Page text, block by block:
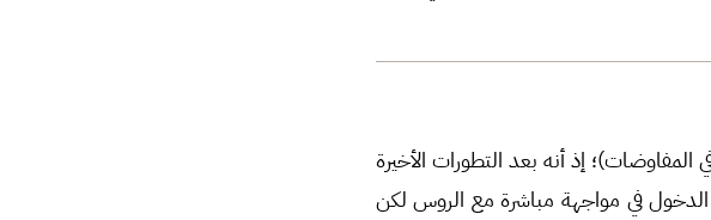
إذ أنه بعد التطورات الأخيرة
الدخول في مواجهة مباشرة مع الروس لكن